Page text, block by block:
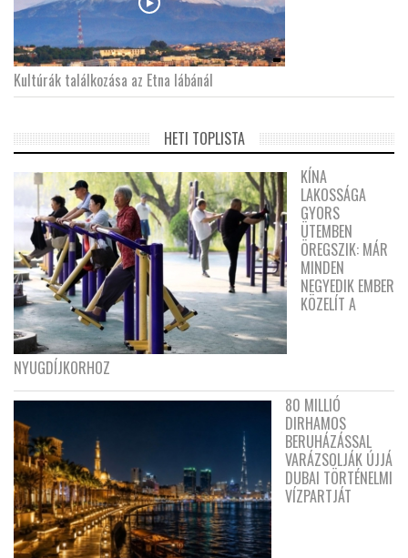
Kultúrák találkozása az Etna lábánál
HETI TOPLISTA
KÍNA
LAKOSSÁGA
GYORS
ÜTEMBEN
ÖREGSZIK: MÁR
MINDEN
NEGYEDIK EMBER
KÖZELÍT A
NYUGDÍJKORHOZ
80 MILLIÓ
DIRHAMOS
BERUHÁZÁSSAL
VARÁZSOLJÁK ÚJJÁ
DUBAI TÖRTÉNELMI
VÍZPARTJÁT